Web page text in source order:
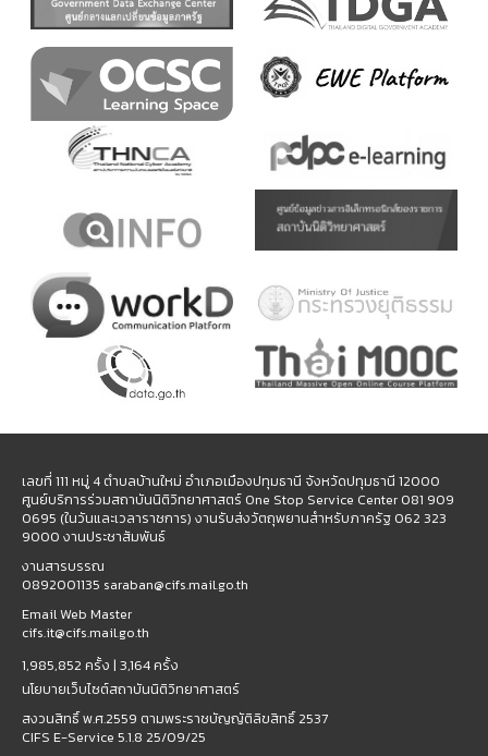
เลขที่ 111 หมู่ 4 ตำบลบ้านใหม่ อำเภอเมืองปทุมธานี จังหวัดปทุมธานี 12000
ศูนย์บริการร่วมสถาบันนิติวิทยาศาสตร์ One Stop Service Center 081 909
0695 (ในวันและเวลาราชการ) งานรับส่งวัตถุพยานสำหรับภาครัฐ 062 323
9000 งานประชาสัมพันธ์
งานสารบรรณ
0892001135 saraban@cifs.mail.go.th
Email Web Master
cifs.it@cifs.mail.go.th
1,985,852 ครั้ง | 3,164 ครั้ง
นโยบายเว็บไซต์สถาบันนิติวิทยาศาสตร์
สงวนสิทธิ์ พ.ศ.2559 ตามพระราชบัญญัติลิขสิทธิ์ 2537
CIFS E-Service 5.1.8 25/09/25